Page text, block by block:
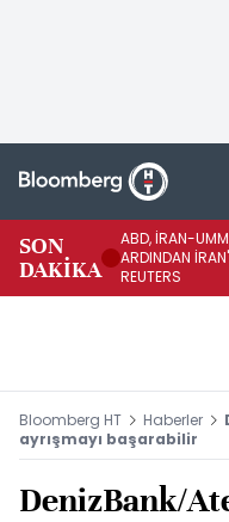
SON
DAKİKA
ABD, İRAN-
ARDINDAN
REUTERS
Bloomberg HT Haberler
ayrışmayı başarabilir
DenizBank/